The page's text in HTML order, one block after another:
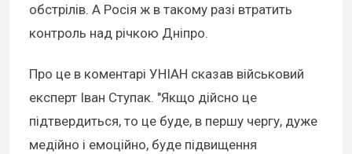
обстрілів. А Росія ж в такому разі втратить
контроль над річкою Дніпро.
Про це в коментарі УНІАН сказав військовий
експерт Іван Ступак. "Якщо дійсно це
підтвердиться, то це буде, в першу чергу, дуже
медійно і емоційно, буде підвищення